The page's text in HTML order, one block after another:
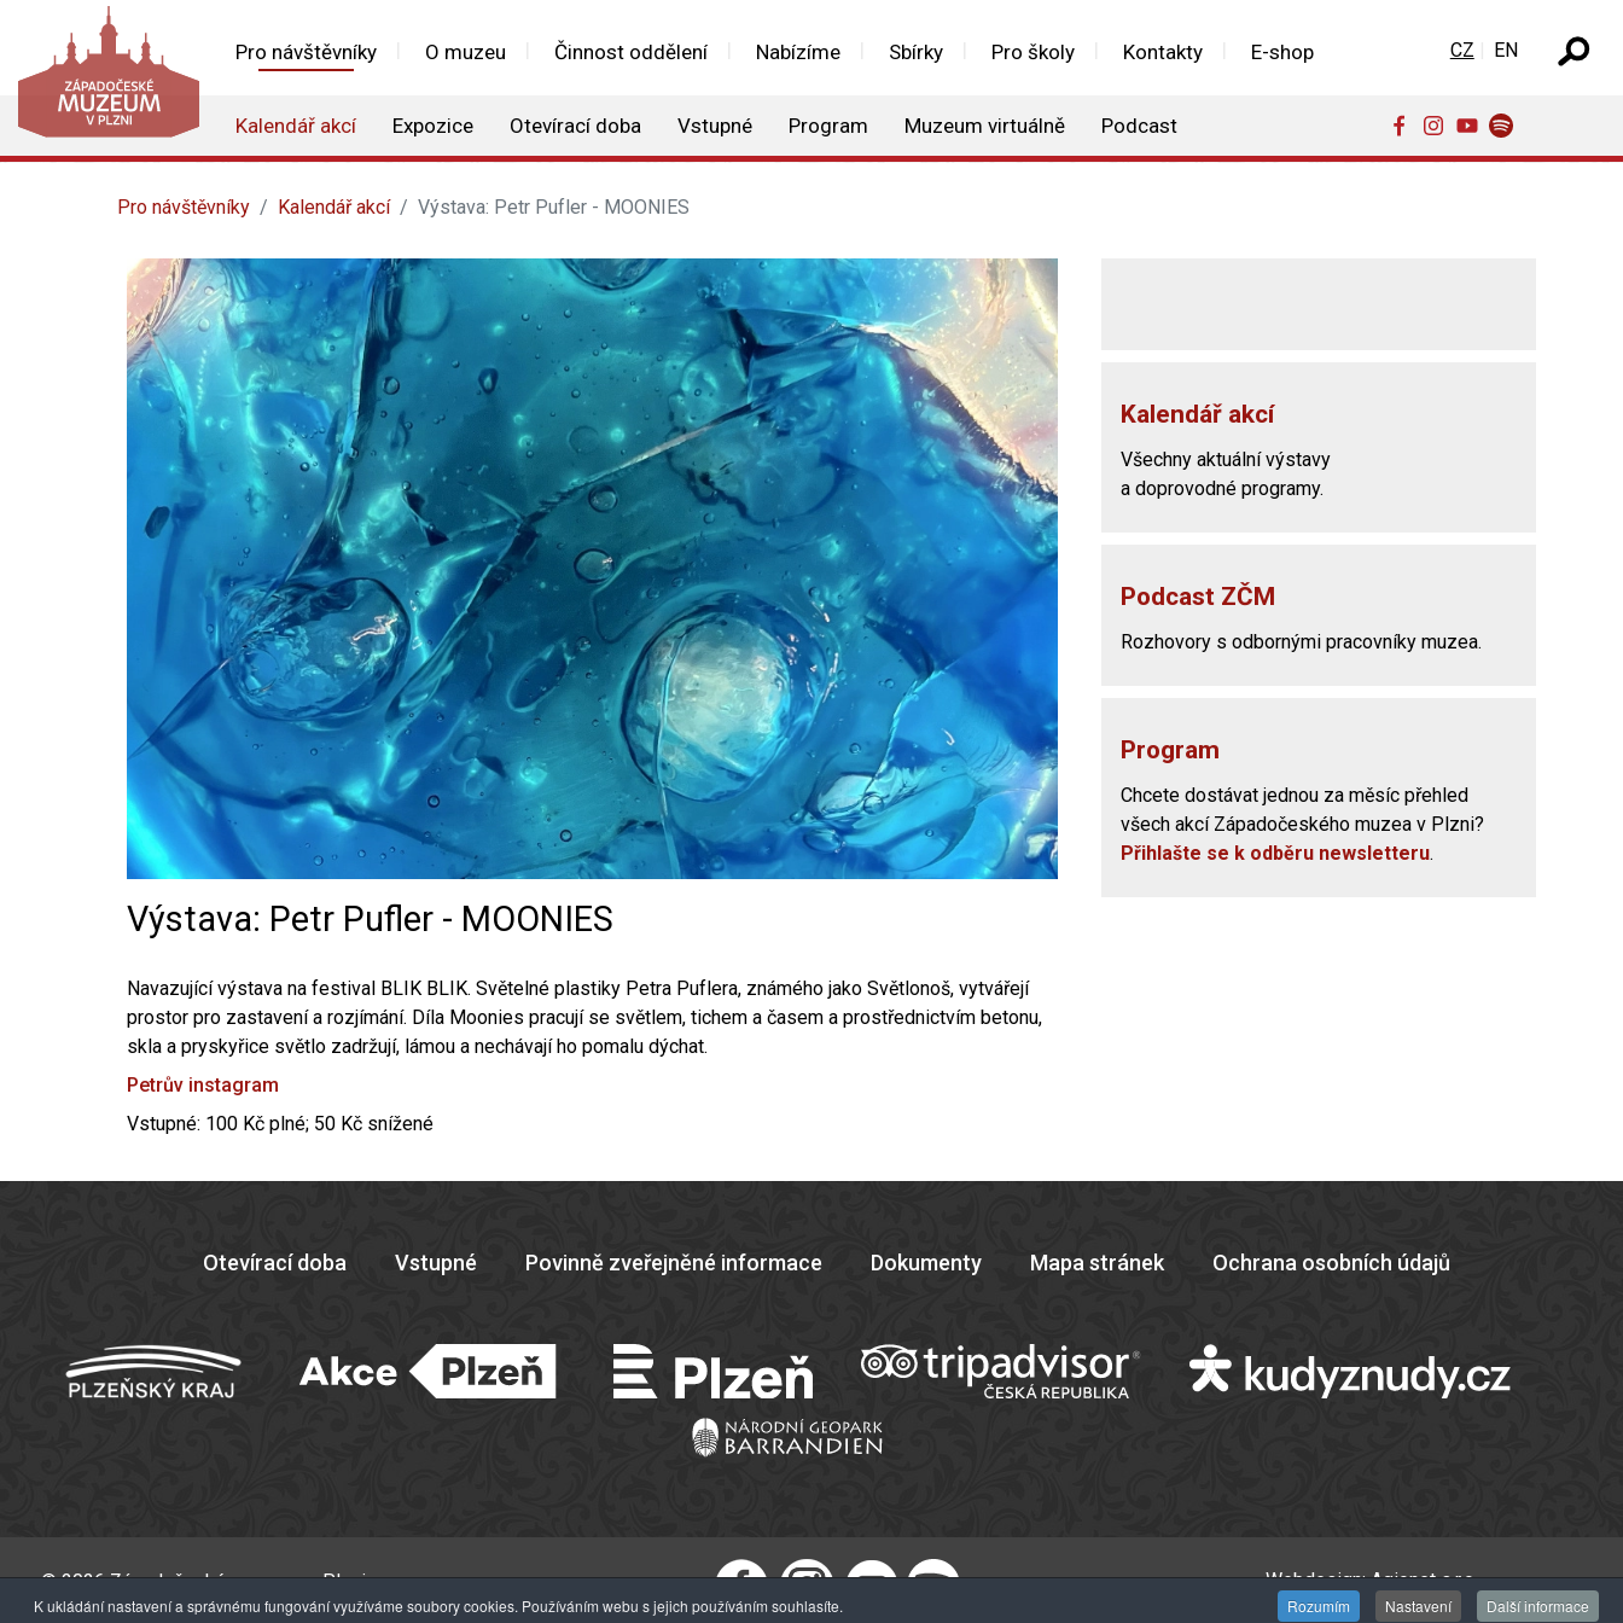
Pro návštěvníky O muzeu Činnost oddělení Nabízíme Sbírky Pro školy Kontakty E-shop
Kalendář akcí Expozice Otevírací doba Vstupné Program Muzeum virtuálně Podcast
Zvolte jazyk
CZ EN
Pro návštěvníky Kalendář akcí Výstava: Petr Pufler - MOONIES
Výstava: Petr Pufler - MOONIES
Navazující výstava na festival BLIK BLIK. Světelné plastiky Petra Puflera, známého jako Světlonoš, vytvářejí
prostor pro zastavení a rozjímání. Díla Moonies pracují se světlem, tichem a časem a prostřednictvím betonu,
skla a pryskyřice světlo zadržují, lámou a nechávají ho pomalu dýchat.
Petrův instagram
Vstupné: 100 Kč plné; 50 Kč snížené
Kalendář akcí
Všechny aktuální výstavy
a doprovodné programy.
Podcast ZČM
Rozhovory s odbornými pracovníky muzea.
Program
Chcete dostávat jednou za měsíc přehled
všech akcí Západočeského muzea v Plzni?
Přihlašte se k odběru newsletteru.
Otevírací doba Vstupné Povinně zveřejněné informace Dokumenty Mapa stránek Ochrana osobních údajů
© 2026 Západočeské muzeum v Plzni Webdesign:Agionet s.r.o.
K ukládání nastavení a správnému fungování využíváme soubory cookies. Používáním webu s jejich používáním souhlasíte. Rozumím Nastavení Další informace